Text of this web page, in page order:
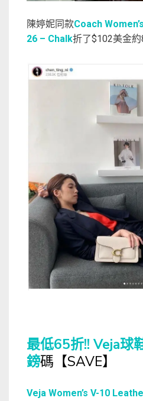
陳婷妮同款Coach
26 – Chalk折了$102美金
最低65折!! Veja球
鎊碼【SAVE】
Veja Women’s V-10